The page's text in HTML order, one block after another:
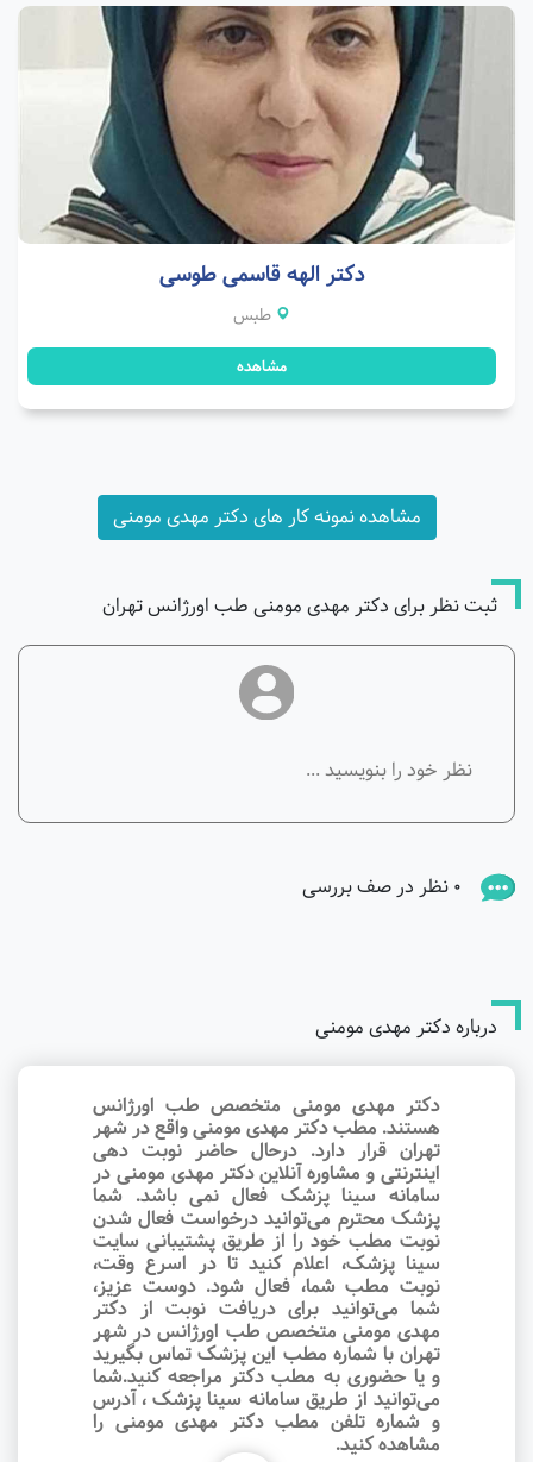
دکتر الهه قاسمی طوسی
طبس
مشاهده
مشاهده نمونه کار های دکتر مهدی مومنی
ثبت نظر برای دکتر مهدی مومنی طب اورژانس تهران
0 نظر در صف بررسی
درباره دکتر مهدی مومنی
دکتر مهدی مومنی متخصص طب اورژانس
هستند. مطب دکتر مهدی مومنی واقع در شهر
تهران قرار دارد. درحال حاضر نوبت‌ دهی
اینترنتی و مشاوره آنلاین دکتر مهدی مومنی در
سامانه سینا پزشک فعال نمی باشد. شما
پزشک محترم می‌توانید درخواست فعال شدن
نوبت مطب خود را از طریق پشتیبانی سایت
سینا پزشک، اعلام کنید تا در اسرع وقت‌،
نوبت مطب شما، فعال شود. دوست عزیز،
شما می‌توانید برای دریافت نوبت از دکتر
مهدی مومنی متخصص طب اورژانس در شهر
تهران با شماره مطب این پزشک تماس بگیرید
و یا حضوری به مطب دکتر مراجعه کنید.شما
می‌توانید از طریق سامانه سینا پزشک ، آدرس
و شماره تلفن مطب دکتر مهدی مومنی را
مشاهده کنید.